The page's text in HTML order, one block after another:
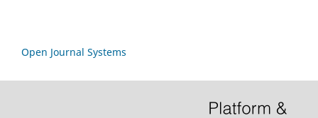
Open Journal Systems